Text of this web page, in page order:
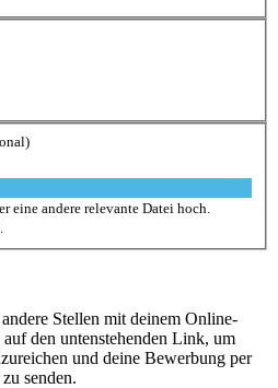
eine andere relevante Datei hoch.
Stellen mit deinem Online-
den untenstehenden Link, um
und deine Bewerbung per
senden.